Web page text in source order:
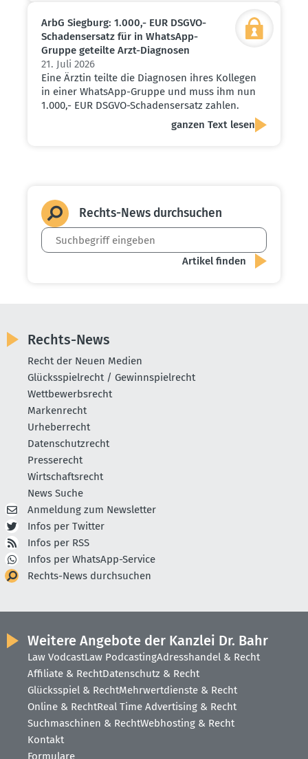
ArbG Siegburg: 1.000,- EUR DSGVO-
Schadens­ersatz für in WhatsApp-
Gruppe geteilte Arzt-Diagnosen
21. Juli 2026
Eine Ärztin teilte die Diagnosen ihres Kollegen
in einer WhatsApp-Gruppe und muss ihm nun
1.000,- EUR DSGVO-Schadensersatz zahlen.
ganzen Text lesen
Rechts-News durch­suchen
Rechts-News
Recht der Neuen Medien
Glücksspielrecht / Gewinnspielrecht
Wettbewerbsrecht
Markenrecht
Urheberrecht
Datenschutzrecht
Presserecht
Wirtschaftsrecht
News Suche
Anmeldung zum Newsletter
Infos per Twitter
Infos per RSS
Infos per WhatsApp-Service
Rechts-News durchsuchen
Weitere Angebote der Kanzlei Dr. Bahr
Law VodcastLaw PodcastingAdresshandel & Recht
Affiliate & RechtDatenschutz & Recht
Glücksspiel & RechtMehrwertdienste & Recht
Online & RechtReal Time Advertising & Recht
Suchmaschinen & RechtWebhosting & Recht
Kontakt
Formulare